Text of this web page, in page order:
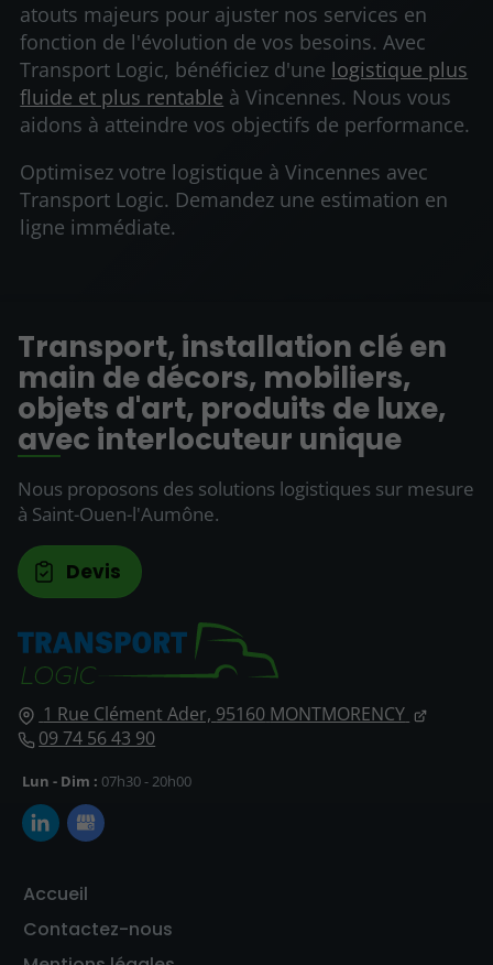
atouts majeurs pour ajuster nos services en
fonction de l'évolution de vos besoins. Avec
Transport Logic, bénéficiez d'une logistique plus
fluide et plus rentable à Vincennes. Nous vous
aidons à atteindre vos objectifs de performance.
Optimisez votre logistique à Vincennes avec
Transport Logic. Demandez une estimation en
ligne immédiate.
1 Rue Clément Ader, 95160 MONTMORENCY
09 74 56 43 90
Lun - Dim : 07h30 - 20h00
Accueil
Contactez-nous
Transport, installation clé en
main de décors, mobiliers,
objets d'art, produits de luxe,
avec interlocuteur unique
Nous proposons des solutions logistiques sur mesure
à Saint-Ouen-l'Aumône.
Devis